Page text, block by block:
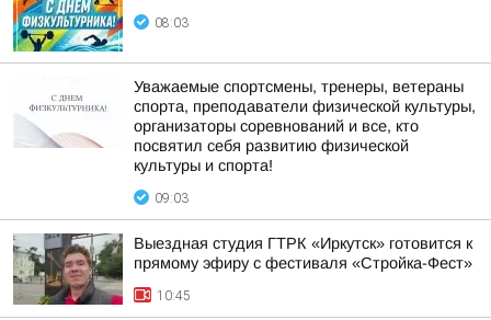
08:03
Уважаемые спортсмены, тренеры, ветераны
спорта, преподаватели физической культуры,
организаторы соревнований и все, кто
посвятил себя развитию физической
культуры и спорта!
09:03
Выездная студия ГТРК «Иркутск» готовится к
прямому эфиру с фестиваля «Стройка-Фест»
10:45